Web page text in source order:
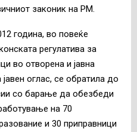
законик на РМ.
година, во повеќе
регулатива за
во отворена и јавна
оглас, се обратила до
со барање да обезбеди
на 70
и 30 приправници